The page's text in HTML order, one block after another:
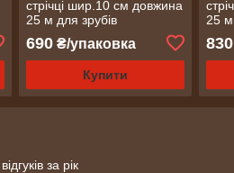
стрічці шир.10 см довжина
25 м для зрубів
лазень, саун - Упаковка 50
м
690₴/упаковка
Купити
25 м
м
830
за рік